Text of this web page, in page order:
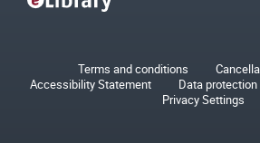
Terms and conditions
Accessibility Statement
Data
Privacy Settings